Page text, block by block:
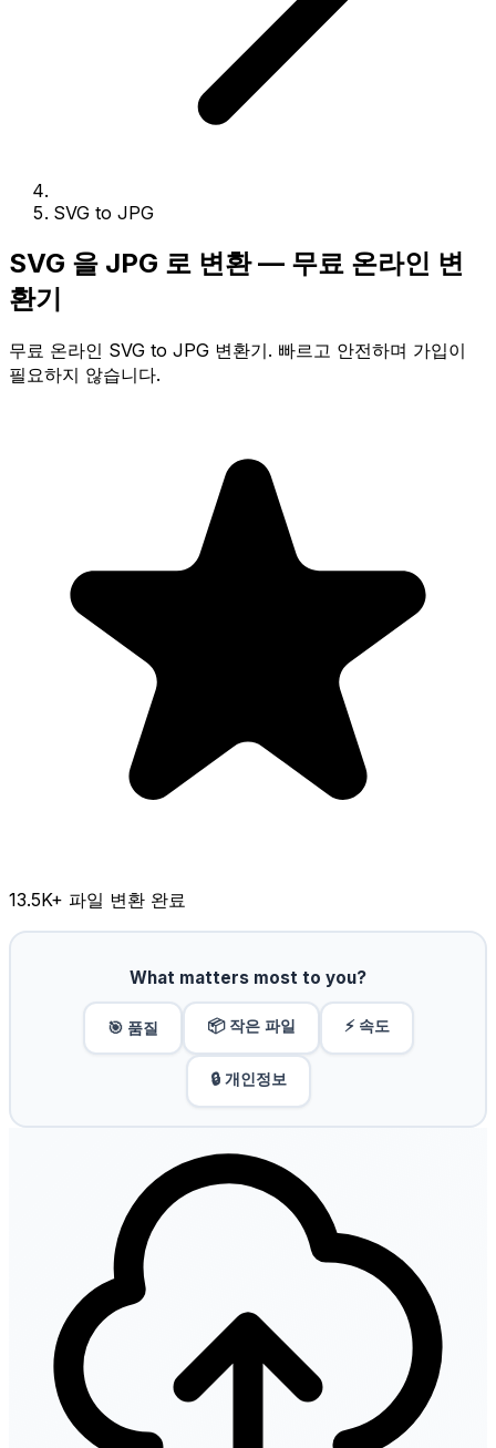
SVG to JPG
SVG 을 JPG 로 변환 — 무료 온라인 변
환기
무료 온라인 SVG to JPG 변환기. 빠르고 안전하며 가입이
필요하지 않습니다.
13.5K+ 파일 변환 완료
What matters most to you?
🎯 품질 📦 작은 파일 ⚡ 속도
🔒 개인정보